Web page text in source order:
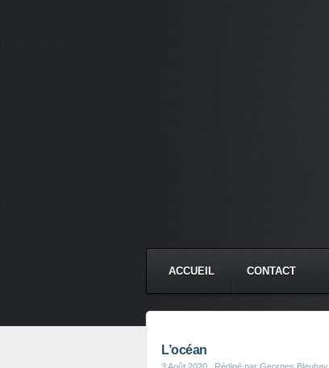
ACCUEIL CONTACT
L’océan